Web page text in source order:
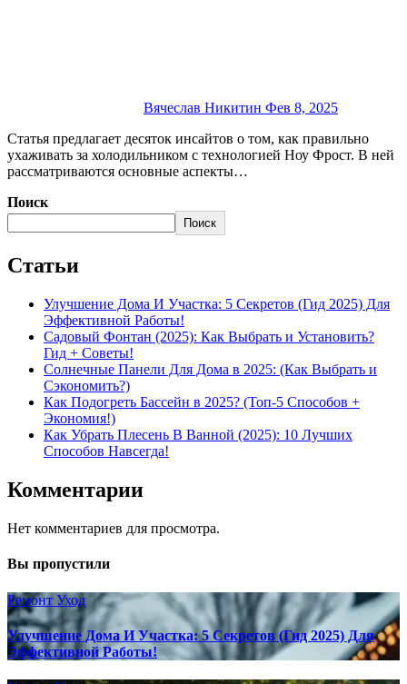
Вячеслав Никитин Фев 8, 2025
Статья предлагает десяток инсайтов о том, как правильно
ухаживать за холодильником с технологией Ноу Фрост. В ней
рассматриваются основные аспекты…
Поиск
Поиск
Статьи
Улучшение Дома И Участка: 5 Секретов (Гид 2025) Для
Эффективной Работы!
Садовый Фонтан (2025): Как Выбрать и Установить?
Гид + Советы!
Солнечные Панели Для Дома в 2025: (Как Выбрать и
Сэкономить?)
Как Подогреть Бассейн в 2025? (Топ-5 Способов +
Экономия!)
Как Убрать Плесень В Ванной (2025): 10 Лучших
Способов Навсегда!
Комментарии
Нет комментариев для просмотра.
Вы пропустили
Ремонт Уход
Улучшение Дома И Участка: 5 Секретов (Гид 2025) Для
Эффективной Работы!